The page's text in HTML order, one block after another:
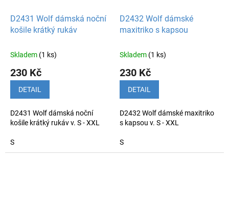
D2431 Wolf dámská noční
košile krátký rukáv
Skladem (1 ks)
230 Kč
DETAIL
D2431 Wolf dámská noční
košile krátký rukáv v. S - XXL
S
D2432 Wolf dámské
maxitriko s kapsou
Skladem (1 ks)
230 Kč
DETAIL
D2432 Wolf dámské maxitriko
s kapsou v. S - XXL
S